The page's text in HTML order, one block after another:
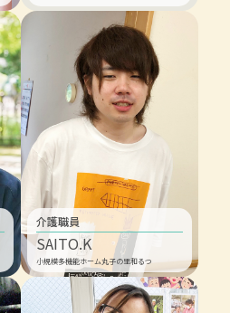
介護職員
SAITO.K
小規模多機能ホーム丸子の里和るつ